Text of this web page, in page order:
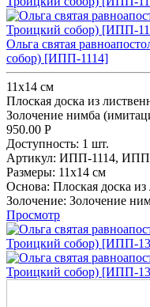
Ольга святая
собор) [ИПП-1114]
11х14 см
Плоская доска из
Золочение нимба
950.00 Р
Доступность: 1 шт.
Артикул: ИПП-1114,
Размеры: 11х14 см
Основа: Плоская доска
Золочение: Золочение
Просмотр